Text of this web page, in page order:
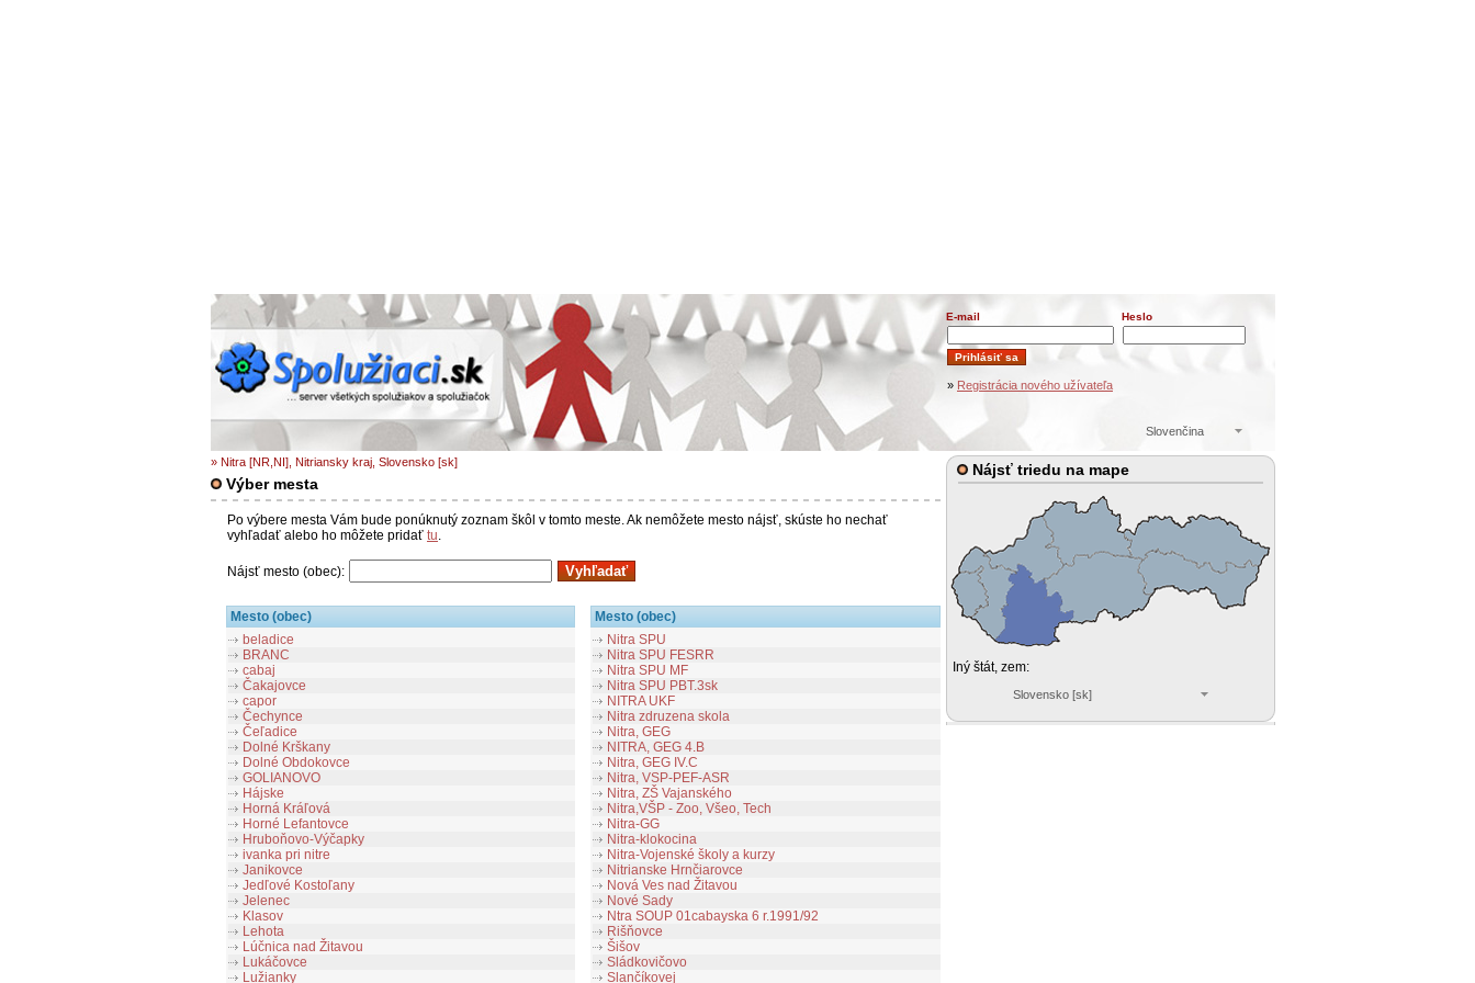
E-mail Heslo
» Registrácia nového užívateľa
Slovenčina
Nájsť triedu na mape
Iný štát, zem:
Slovensko [sk]
» Nitra [NR,NI], Nitriansky kraj, Slovensko [sk]
Výber mesta
Po výbere mesta Vám bude ponúknutý zoznam škôl v tomto meste. Ak nemôžete mesto nájsť, skúste ho nechať
vyhľadať alebo ho môžete pridať tu
Nájsť mesto (obec):
Mesto (obec)
Mesto (obec)
beladice
BRANC
cabaj
Čakajovce
capor
Čechynce
Čeľadice
Dolné Krškany
Dolné Obdokovce
GOLIANOVO
Hájske
Horná Kráľová
Horné Lefantovce
Hruboňovo-Výčapky
ivanka pri nitre
Janikovce
Jedľové Kostoľany
Jelenec
Klasov
Lehota
Lúčnica nad Žitavou
Lukáčovce
Lužianky
Nitra SPU
Nitra SPU FESRR
Nitra SPU MF
Nitra SPU PBT.3sk
NITRA UKF
Nitra zdruzena skola
Nitra, GEG
NITRA, GEG 4.B
Nitra, GEG IV.C
Nitra, VSP-PEF-ASR
Nitra, ZŠ Vajanského
Nitra,VŠP - Zoo, Všeo, Tech
Nitra-GG
Nitra-klokocina
Nitra-Vojenské školy a kurzy
Nitrianske Hrnčiarovce
Nová Ves nad Žitavou
Nové Sady
Ntra SOUP 01cabayska 6 r.1991/92
Rišňovce
Šišov
Sládkovičovo
Slančíkovej